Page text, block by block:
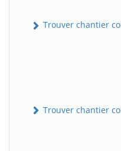
Trouver chantier
Trouver chantier